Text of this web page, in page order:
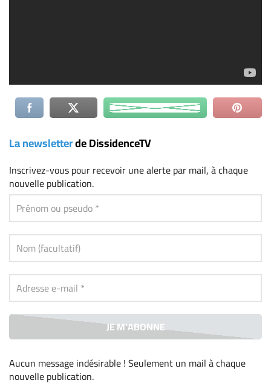
La newsletterde DissidenceTV
Inscrivez-vouspour recevoir une alerte par mail, à chaque
nouvelle publication.
Aucun message indésirable ! Seulement un mail à chaque
nouvelle publication.